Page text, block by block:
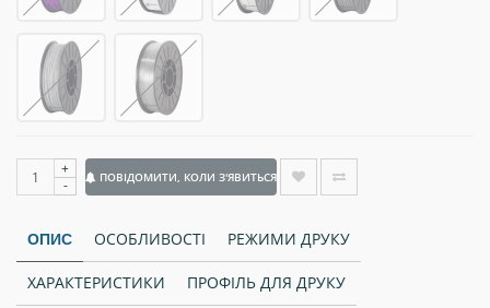
+
-
ПОВІДОМИТИ, КОЛИ З'ЯВИТЬСЯ
ОПИС ОСОБЛИВОСТІ РЕЖИМИ ДРУКУ
ХАРАКТЕРИСТИКИ ПРОФІЛЬ ДЛЯ ДРУКУ